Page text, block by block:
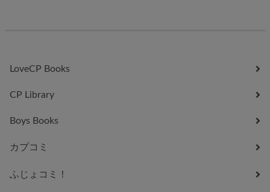
LoveCP Books
CP Library
Boys Books
カプコミ
ふじょコミ！